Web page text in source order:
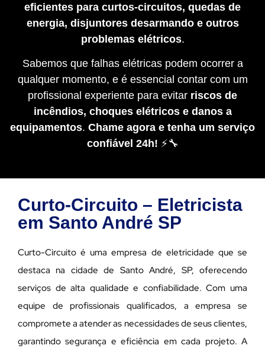
eficientes para curtos-circuitos, quedas de
energia, disjuntores desarmando e outros
problemas elétricos.
Sabemos que falhas elétricas podem ocorrer a
qualquer momento, e é essencial contar com um
profissional experiente para evitar riscos de
incêndios, choques elétricos e danos a
equipamentos. Chame agora e tenha um serviço
confiável 24h! ⚡🔧
Curto-Circuito – Eletricista
em Santo André SP
Curto-Circuito é uma empresa de eletricidade que se
destaca na cidade de Santo André, SP, oferecendo
serviços de alta qualidade e confiabilidade. Com uma
equipe de profissionais qualificados, a empresa se
compromete a atender as necessidades de seus clientes,
garantindo segurança e eficiência em cada projeto. A